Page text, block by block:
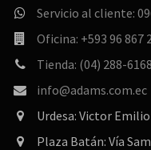
Servicio al cliente:
Oficina: +593 96 867
Tienda: (04) 288-6168
info@adams.com.ec
Urdesa: Victor
Plaza Batán: Vía